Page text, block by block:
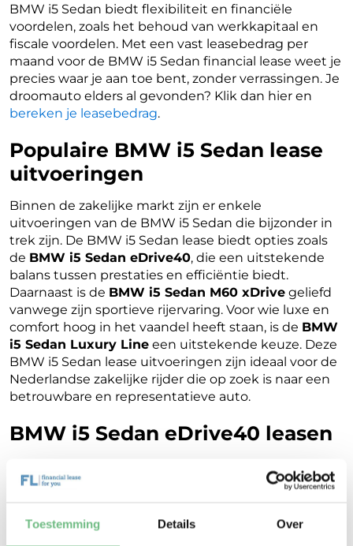
Toestemming Details Over
BMW i5 Sedan biedt flexibiliteit en financiële
voordelen, zoals het behoud van werkkapitaal en
fiscale voordelen. Met een vast leasebedrag per
maand voor de BMW i5 Sedan financial lease weet je
precies waar je aan toe bent, zonder verrassingen. Je
droomauto elders al gevonden? Klik dan hier en
bereken je leasebedrag.
Populaire BMW i5 Sedan lease
uitvoeringen
Binnen de zakelijke markt zijn er enkele
uitvoeringen van de BMW i5 Sedan die bijzonder in
trek zijn. De BMW i5 Sedan lease biedt opties zoals
de BMW i5 Sedan eDrive40, die een uitstekende
balans tussen prestaties en efficiëntie biedt.
Daarnaast is de BMW i5 Sedan M60 xDrive geliefd
vanwege zijn sportieve rijervaring. Voor wie luxe en
comfort hoog in het vaandel heeft staan, is de BMW
i5 Sedan Luxury Line een uitstekende keuze. Deze
BMW i5 Sedan lease uitvoeringen zijn ideaal voor de
Nederlandse zakelijke rijder die op zoek is naar een
betrouwbare en representatieve auto.
BMW i5 Sedan eDrive40 leasen
uitstekende keuze vanwege zijn indrukwekkende
uitvoering biedt een stille en soepele rijervaring, wat
het een favoriet maakt onder zakelijke rijders.